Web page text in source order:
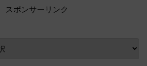
スポンサーリンク